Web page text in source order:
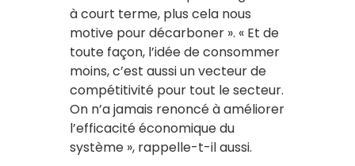
à court terme, plus cela nous
motive pour décarboner ». « Et de
toute façon, l’idée de consommer
moins, c’est aussi un vecteur de
compétitivité pour tout le secteur.
On n’a jamais renoncé à améliorer
l’efficacité économique du
système », rappelle-t-il aussi.